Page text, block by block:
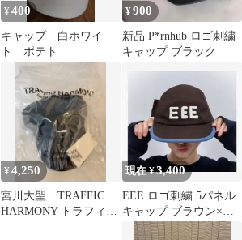
¥400
キャップ 白ホワイ
ト ポテト
¥900
新品 P*rnhub ロゴ刺繍
キャップ ブラック
¥4,250
宮川大聖 TRAFFIC
HARMONY トラフィッ
現在 ¥3,400
EEE ロゴ刺繍 5パネル
キャップ ブラウン×ブ
ルー